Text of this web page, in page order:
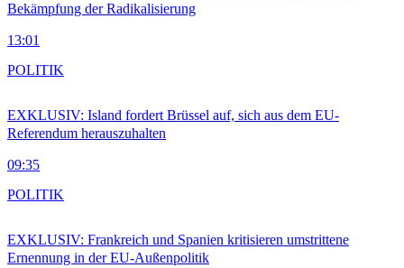
Bekämpfung der Radikalisierung
13:01
EXKLUSIV: Island fordert Brüssel auf, sich aus dem EU-
Referendum herauszuhalten
09:35
POLITIK
EXKLUSIV: Frankreich und Spanien kritisieren umstrittene
Ernennung in der EU-Außenpolitik
POLITIK